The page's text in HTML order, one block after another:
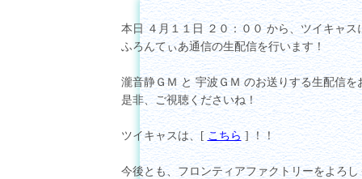
本日 ４月１１日 ２０：００ から、ツイキャス
ふろんてぃあ通信の生配信を行います！
瀧音静ＧＭ と 宇波ＧＭ のお送りする生配信を
是非、ご視聴くださいね！
ツイキャスは、[こちら ] ！！
今後とも、フロンティアファクトリーをよろ